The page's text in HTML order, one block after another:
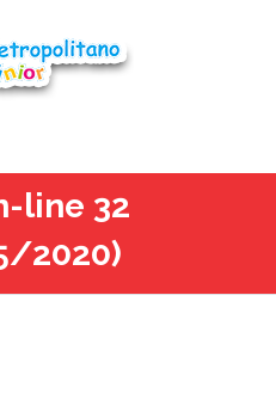
line 32
2020)